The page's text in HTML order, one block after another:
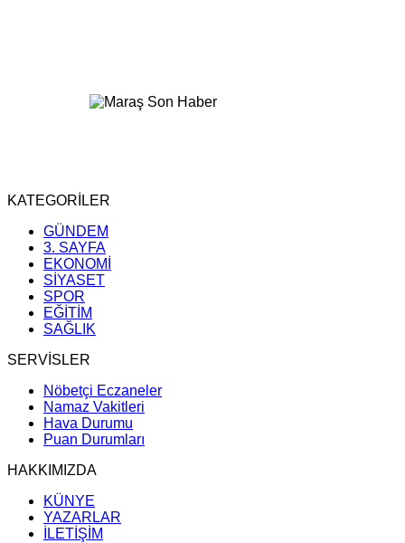
KATEGORİLER
GÜNDEM
3. SAYFA
EKONOMİ
SİYASET
SPOR
EĞİTİM
SAĞLIK
SERVİSLER
Nöbetçi Eczaneler
Namaz Vakitleri
Hava Durumu
Puan Durumları
HAKKIMIZDA
KÜNYE
YAZARLAR
İLETİŞİM